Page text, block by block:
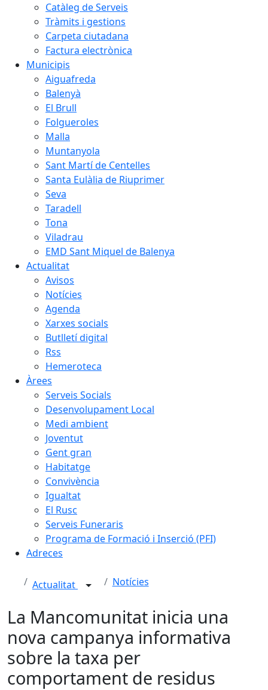
Catàleg de Serveis
Tràmits i gestions
Carpeta ciutadana
Factura electrònica
Municipis
Aiguafreda
Balenyà
El Brull
Folgueroles
Malla
Muntanyola
Sant Martí de Centelles
Santa Eulàlia de Riuprimer
Seva
Taradell
Tona
Viladrau
EMD Sant Miquel de Balenya
Actualitat
Avisos
Notícies
Agenda
Xarxes socials
Butlletí digital
Rss
Hemeroteca
Àrees
Serveis Socials
Desenvolupament Local
Medi ambient
Joventut
Gent gran
Habitatge
Convivència
Igualtat
El Rusc
Serveis Funeraris
Programa de Formació i Inserció (PFI)
Adreces
Actualitat Notícies
La Mancomunitat inicia una
nova campanya informativa
sobre la taxa per
comportament de residus